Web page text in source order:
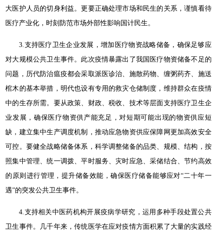
大医护人员的切身利益。更要正确处理市场和民生的关系，谨慎看待
医疗产业化，时刻防范市场外部性影响国计民生。
3.支持医疗卫生企业发展，增加医疗物资战略储备，确保足够应
对大规模公共卫生事件。此次疫情暴露出了我国医疗物资储备不足的
问题，历代防治瘟疫都会采取派医诊治、施散药物、缠粥药齐、施送
棺木的基本举措，明代也设有专用的救灾仓储制度，维持群众在疫情
中的生存所需。要从政策、财政、税收、技术等层面支持医疗卫生企
业发展，确保医疗物资供产能充足，对短期可能出现的物资供应短
缺，建立集中生产调度机制，推动应急物资供应保障网更加高效安全
可控。要健全战略储备体系，科学调整储备的品类、规模、结构，按
照集中管理、统一调拨、平时服务、灾时应急、采储结合、节约高效
的原则进行管理，提升储备效能，确保医疗储备能够应对“二十年一
遇”的突发公共卫生事件。
4.支持相关中医药机构开展疫病学研究，运用多种手段处置公共
卫生事件。几千年来，传统医学在应对疫情方面积累了大量的实践经